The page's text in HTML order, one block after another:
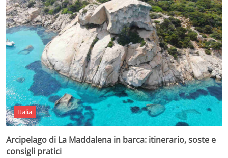
Italia
Arcipelago di La Maddalena in barca: itinerario, soste e
consigli pratici